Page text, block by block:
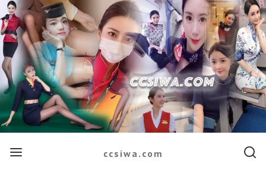
Menu ccsiwa.com Search